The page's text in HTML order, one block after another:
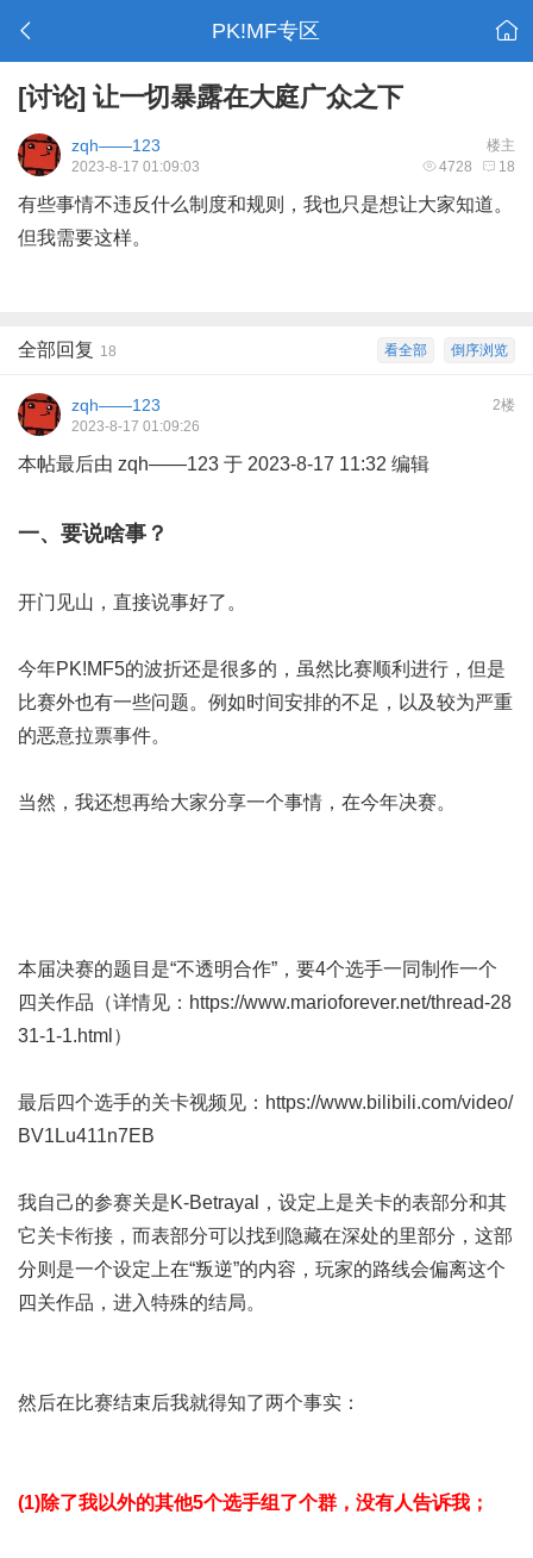
PK!MF专区
[讨论] 让一切暴露在大庭广众之下
楼主
zqh——123
4728 18
2023-8-17 01:09:03
有些事情不违反什么制度和规则，我也只是想让大家知道。
但我需要这样。
倒序浏览
看全部
全部回复 18
2楼
zqh——123
2023-8-17 01:09:26
本帖最后由 zqh——123 于 2023-8-17 11:32 编辑
一、要说啥事？
开门见山，直接说事好了。
今年PK!MF5的波折还是很多的，虽然比赛顺利进行，但是
比赛外也有一些问题。例如时间安排的不足，以及较为严重
的恶意拉票事件。
当然，我还想再给大家分享一个事情，在今年决赛。
本届决赛的题目是“不透明合作”，要4个选手一同制作一个
四关作品（详情见： https://www.marioforever.net/thread-28
31-1-1.html ）
最后四个选手的关卡视频见： https://www.bilibili.com/video/
BV1Lu411n7EB
我自己的参赛关是K-Betrayal，设定上是关卡的表部分和其
它关卡衔接，而表部分可以找到隐藏在深处的里部分，这部
分则是一个设定上在“叛逆”的内容，玩家的路线会偏离这个
四关作品，进入特殊的结局。
然后在比赛结束后我就得知了两个事实：
(1)除了我以外的其他5个选手组了个群，没有人告诉我；